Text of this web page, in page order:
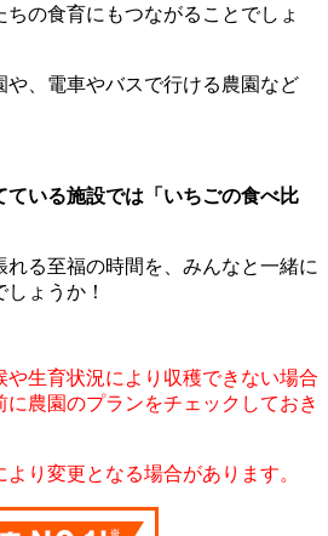
の食育にもつながることでしょ
や、電車やバスで行ける農園など
ている施設では「いちごの食べ比
れる至福の時間を、みんなと一緒に
ょうか！
生育状況により収穫できない場合
農園のプランをチェックしておき
り変更となる場合があります。